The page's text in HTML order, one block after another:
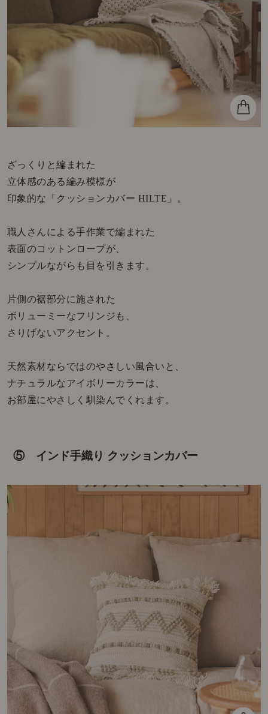
ざっくりと編まれた
立体感のある編み模様が
印象的な「クッションカバー HILTE」。
職人さんによる手作業で編まれた
表面のコットンロープが、
シンプルながらも目を引きます。
片側の裾部分に施された
ボリューミーなフリンジも、
さりげないアクセント。
天然素材ならではのやさしい風合いと、
ナチュラルなアイボリーカラーは、
お部屋にやさしく馴染んでくれます。
⑤ インド手織り クッションカバー